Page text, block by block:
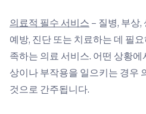
의료적 필수 서비스 – 질병, 부상,
예방, 진단 또는 치료하는 데 필
족하는 의료 서비스. 어떤 상황
상이나 부작용을 일으키는 경우
것으로 간주됩니다.